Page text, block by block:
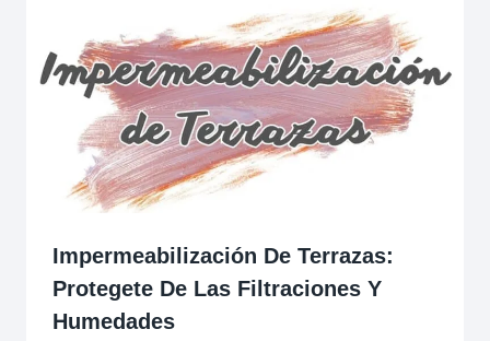
Impermeabilización De Terrazas:
Protegete De Las Filtraciones Y
Humedades